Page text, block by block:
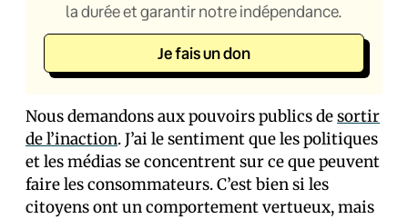
la durée et garantir notre indépendance.
Je fais un don
Nous demandons aux pouvoirs publics desortir
de l’inaction. J’ai le sentiment que les politiques
et les médias se concentrent sur ce que peuvent
faire les consommateurs. C’est bien si les
citoyens ont un comportement vertueux, mais